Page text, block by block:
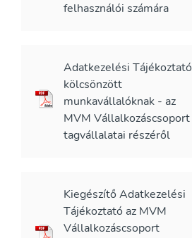
felhasználói számára
Adatkezelési Tájékoztató
kölcsönzött
munkavállalóknak - az
MVM Vállalkozáscsoport
tagvállalatai részéről
Kiegészítő Adatkezelési
Tájékoztató az MVM
Vállalkozáscsoport